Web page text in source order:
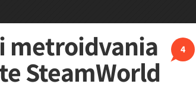
4
metroidvania
SteamWorld